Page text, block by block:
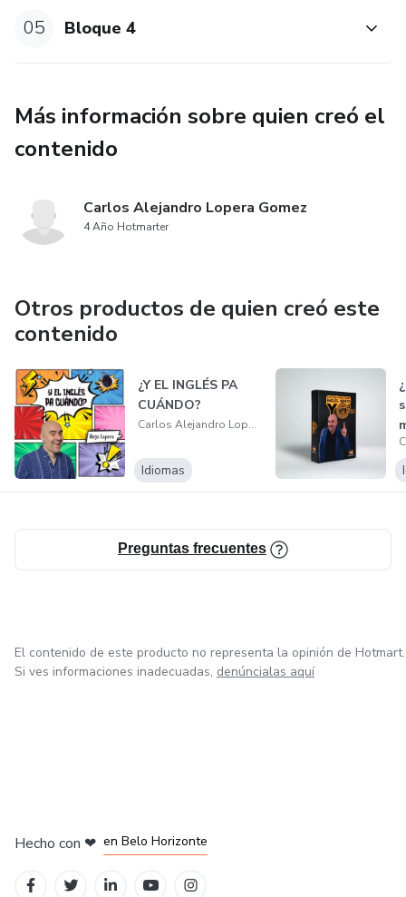
05 Bloque 4
Más información sobre quien creó el
contenido
Carlos Alejandro Lopera Gomez
4 Año Hotmarter
Otros productos de quien creó este
contenido
¿Y EL INGLÉS PA
CUÁNDO?
Carlos Alejandro Lopera Gomez
Idiomas
Preguntas frecuentes
El contenido de este producto no representa la opinión de Hotmart.
Si ves informaciones inadecuadas, denúncialas aquí
Hecho con ❤ en Belo Horizonte